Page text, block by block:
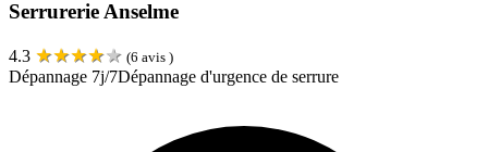
Serrurerie Anselme
4.3 ★★★★★ (6 avis )
Dépannage 7j/7Dépannage d'urgence de serrure